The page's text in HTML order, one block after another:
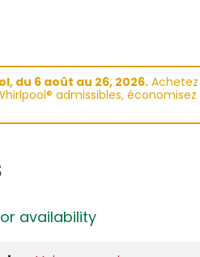
du 6 aoüt au 26, 2026.
admissibles, économisez
availability